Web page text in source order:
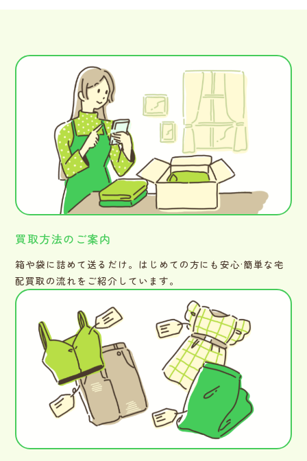
買取方法のご案内
箱や袋に詰めて送るだけ。はじめての方にも安心·簡単な宅
配買取の流れをご紹介しています。